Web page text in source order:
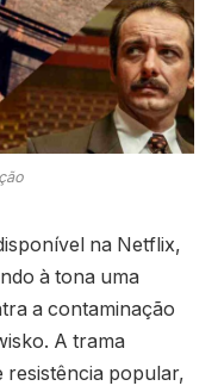
na Netflix,
à tona uma
a contaminação
A trama
resistência popular,